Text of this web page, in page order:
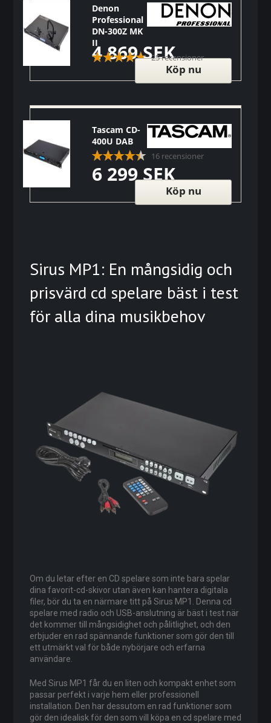
Denon
Professional
DN-300Z MK
II
25 recensioner
4 869 SEK
Köp nu
Tascam CD-
400U DAB
16 recensioner
6 299 SEK
Köp nu
Sirus MP1: En mångsidig och
prisvärd cd spelare bäst i test
för alla dina musikbehov
Om du letar efter en CD spelare som inte bara spelar
dina favorit-cd-skivor utan även kan hantera digitala
filer, bör du ta en närmare titt på Sirus MP1. Denna cd
spelare med radio och USB-anslutning är bäst i test när
det kommer till mångsidighet och pålitlighet, och den
erbjuder en rad spännande funktioner som gör den till
ett utmärkt val för både nybörjare och erfarna
användare.
Med Sirus MP1 får du en liten och kompakt enhet som
passar perfekt i varje hem eller professionell
installation. Den har dessutom en rad funktioner som
gör den idealisk för den som vill köpa en cd spelare med